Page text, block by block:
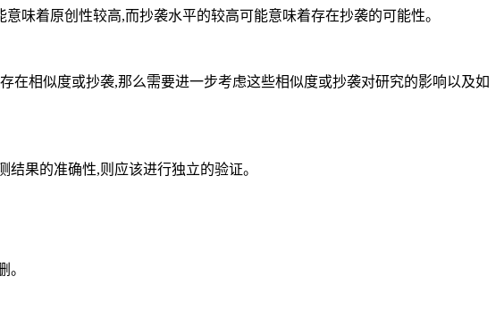
味着原创性较高,而抄袭水平的较高可能意味着存在抄袭的可能性。
相似度或抄袭,那么需要进一步考虑这些相似度或抄袭对研究的影响以及如
果的准确性,则应该进行独立的验证。
。